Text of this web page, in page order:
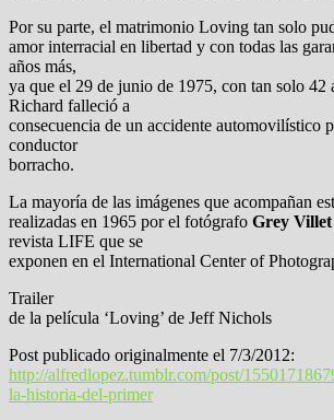
Por su parte, el matrimonio Loving tan solo
amor interracial en libertad y con todas las
años más,
ya que el 29 de junio de 1975, con tan solo 42
Richard falleció a
consecuencia de un accidente automovilístico
conductor
borracho.
La mayoría de las imágenes que acompañan
realizadas en 1965 por el fotógrafo Grey Villet
revista LIFE que se
exponen en el International Center of
Trailer
de la película ‘Loving’ de Jeff Nichols
Post publicado originalmente el 7/3/2012:
http://alfredlopez.tumblr.com/post/
la-historia-del-primer